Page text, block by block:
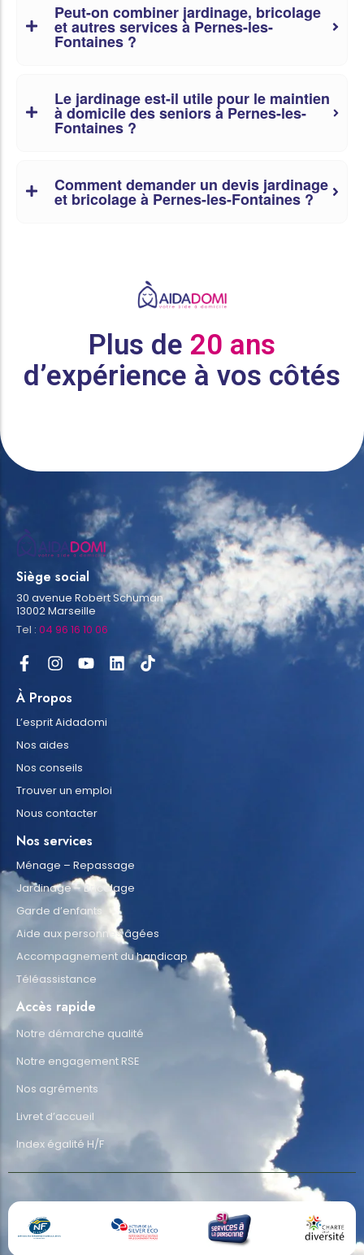
Peut-on combiner jardinage, bricolage
et autres services à Pernes-les-
Fontaines ?
Le jardinage est-il utile pour le maintien
à domicile des seniors à Pernes-les-
Fontaines ?
Comment demander un devis jardinage
et bricolage à Pernes-les-Fontaines ?
Plus de 20 ans
d’expérience à vos côtés
Siège social
30 avenue Robert Schuman
13002 Marseille
Tel : 04 96 16 10 06
À Propos
L’esprit Aidadomi
Nos aides
Nos conseils
Trouver un emploi
Nous contacter
Nos services
Ménage – Repassage
Jardinage – Bricolage
Garde d’enfants
Aide aux personnes âgées
Accompagnement du handicap
Téléassistance
Accès rapide
Notre démarche qualité
Notre engagement RSE
Nos agréments
Livret d’accueil
Index égalité H/F